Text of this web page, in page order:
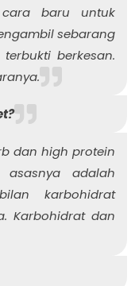
baru untuk
sebarang
berkesan.
dan high protein
adalah
karbohidrat
Karbohidrat dan